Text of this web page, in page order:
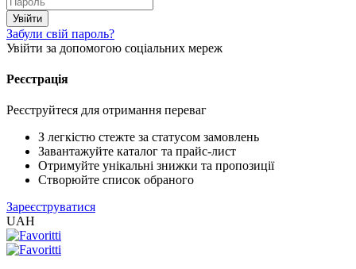
Забули свій пароль?
Увійти за допомогою соціальних мереж
Реєстрація
Реєструйтеся для отримання переваг
З легкістю стежте за статусом замовлень
Завантажуйте каталог та прайс-лист
Отримуйте унікальні знижки та пропозиції
Створюйте список обраного
Зареєструватися
UAH
Скачать
CSV
(Опт)
XLS
EXCEL
(Розн.)
XLS
EXCEL
2005
(Опт)